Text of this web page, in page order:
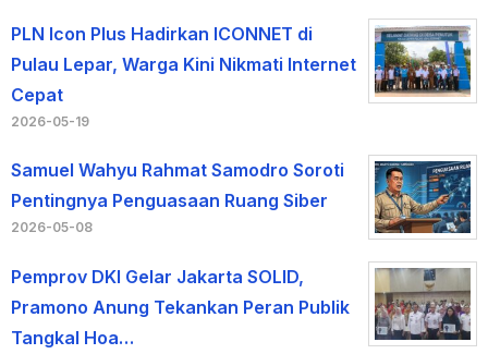
PLN Icon Plus Hadirkan ICONNET di
Pulau Lepar, Warga Kini Nikmati Internet
Cepat
2026-05-19
Samuel Wahyu Rahmat Samodro Soroti
Pentingnya Penguasaan Ruang Siber
2026-05-08
Pemprov DKI Gelar Jakarta SOLID,
Pramono Anung Tekankan Peran Publik
Tangkal Hoa…